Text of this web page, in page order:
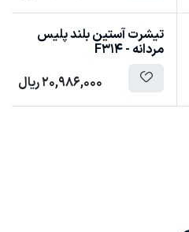
تیشرت آستین بلند پلیس
مردانه - F314
20,986,000ریال